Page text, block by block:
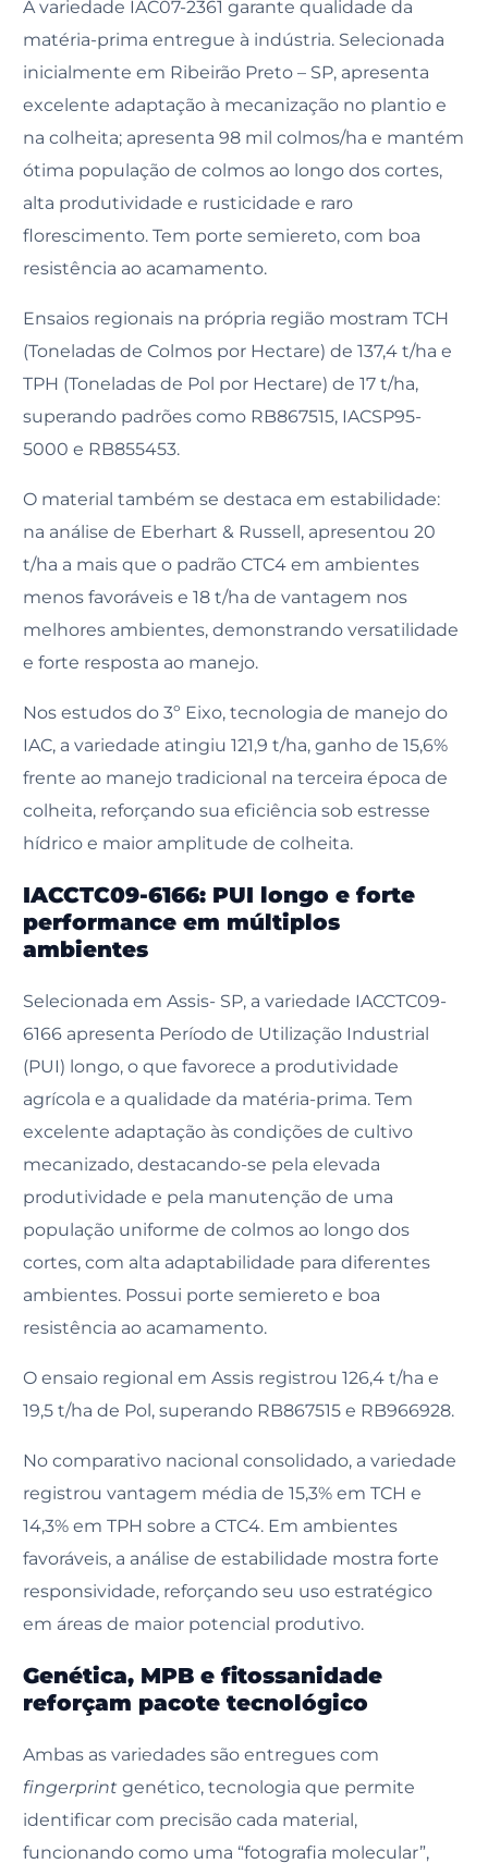
A variedade IAC07-2361 garante qualidade da
matéria-prima entregue à indústria. Selecionada
inicialmente em Ribeirão Preto – SP, apresenta
excelente adaptação à mecanização no plantio e
na colheita; apresenta 98 mil colmos/ha e mantém
ótima população de colmos ao longo dos cortes,
alta produtividade e rusticidade e raro
florescimento. Tem porte semiereto, com boa
resistência ao acamamento.
Ensaios regionais na própria região mostram TCH
(Toneladas de Colmos por Hectare) de 137,4 t/ha e
TPH (Toneladas de Pol por Hectare) de 17 t/ha,
superando padrões como RB867515, IACSP95-
5000 e RB855453.
O material também se destaca em estabilidade:
na análise de Eberhart & Russell, apresentou 20
t/ha a mais que o padrão CTC4 em ambientes
menos favoráveis e 18 t/ha de vantagem nos
melhores ambientes, demonstrando versatilidade
e forte resposta ao manejo.
Nos estudos do 3º Eixo, tecnologia de manejo do
IAC, a variedade atingiu 121,9 t/ha, ganho de 15,6%
frente ao manejo tradicional na terceira época de
colheita, reforçando sua eficiência sob estresse
hídrico e maior amplitude de colheita.
IACCTC09-6166: PUI longo e forte
performance em múltiplos
ambientes
Selecionada em Assis- SP, a variedade IACCTC09-
6166 apresenta Período de Utilização Industrial
(PUI) longo, o que favorece a produtividade
agrícola e a qualidade da matéria-prima. Tem
excelente adaptação às condições de cultivo
mecanizado, destacando-se pela elevada
produtividade e pela manutenção de uma
população uniforme de colmos ao longo dos
cortes, com alta adaptabilidade para diferentes
ambientes. Possui porte semiereto e boa
resistência ao acamamento.
O ensaio regional em Assis registrou 126,4 t/ha e
19,5 t/ha de Pol, superando RB867515 e RB966928.
No comparativo nacional consolidado, a variedade
registrou vantagem média de 15,3% em TCH e
14,3% em TPH sobre a CTC4. Em ambientes
favoráveis, a análise de estabilidade mostra forte
responsividade, reforçando seu uso estratégico
em áreas de maior potencial produtivo.
Genética, MPB e fitossanidade
reforçam pacote tecnológico
Ambas as variedades são entregues com
fingerprintgenético, tecnologia que permite
identificar com precisão cada material,
funcionando como uma “fotografia molecular”,